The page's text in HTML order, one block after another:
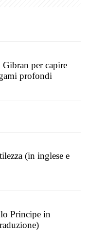
per capire
profondi
(in inglese e
Principe in